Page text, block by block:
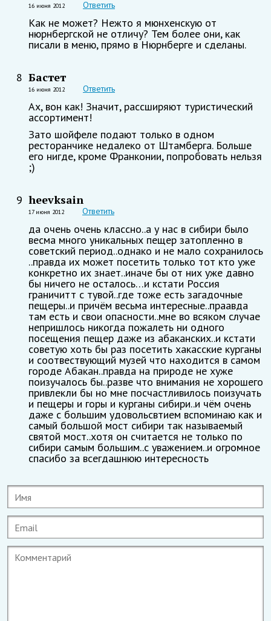
16 июня 2012 Ответить
Как не может? Нежто я мюнхенскую от
нюрнбергской не отличу? Тем более они, как
писали в меню, прямо в Нюрнберге и сделаны.
8 Бастет
16 июня 2012 Ответить
Ах, вон как! Значит, рассширяют туристический
ассортимент!
Зато шойфеле подают только в одном
ресторанчике недалеко от Штамберга. Больше
его нигде, кроме Франконии, попробовать нельзя
;)
9 heevksain
17 июня 2012 Ответить
да очень очень классно..а у нас в сибири было
весма много уникальных пещер затопленно в
советский период..однако и не мало сохранилось
..правда их может посетить только тот кто уже
конкретно их знает..иначе бы от них уже давно
бы ничего не осталось…и кстати Россия
граничитт с тувой..где тоже есть загадочные
пещеры..и причём весьма интересные..праавда
там есть и свои опасности..мне во всяком случае
непришлось никогда пожалеть ни одного
посещения пещер даже из абаканских..и кстати
советую хоть бы раз посетить хакасские курганы
и соотвествующий музей что находится в самом
городе Абакан..правда на природе не хуже
поизучалось бы..разве что внимания не хорошего
привлекли бы но мне посчастливилось поизучать
и пещеры и горы и курганы сибири..и чём очень
даже с большим удовольсвтием вспоминаю как и
самый большой мост сибири так называемый
святой мост..хотя он считается не только по
сибири самым большим..с уважением..и огромное
спасибо за всегдашнюю интересность